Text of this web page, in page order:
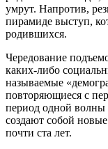
умрут. Напротив,
пирамиде выступ,
родившихся.
Чередование
каких-либо
называемые
повторяющиеся с
период одной волны
создают собой
почти ста лет.